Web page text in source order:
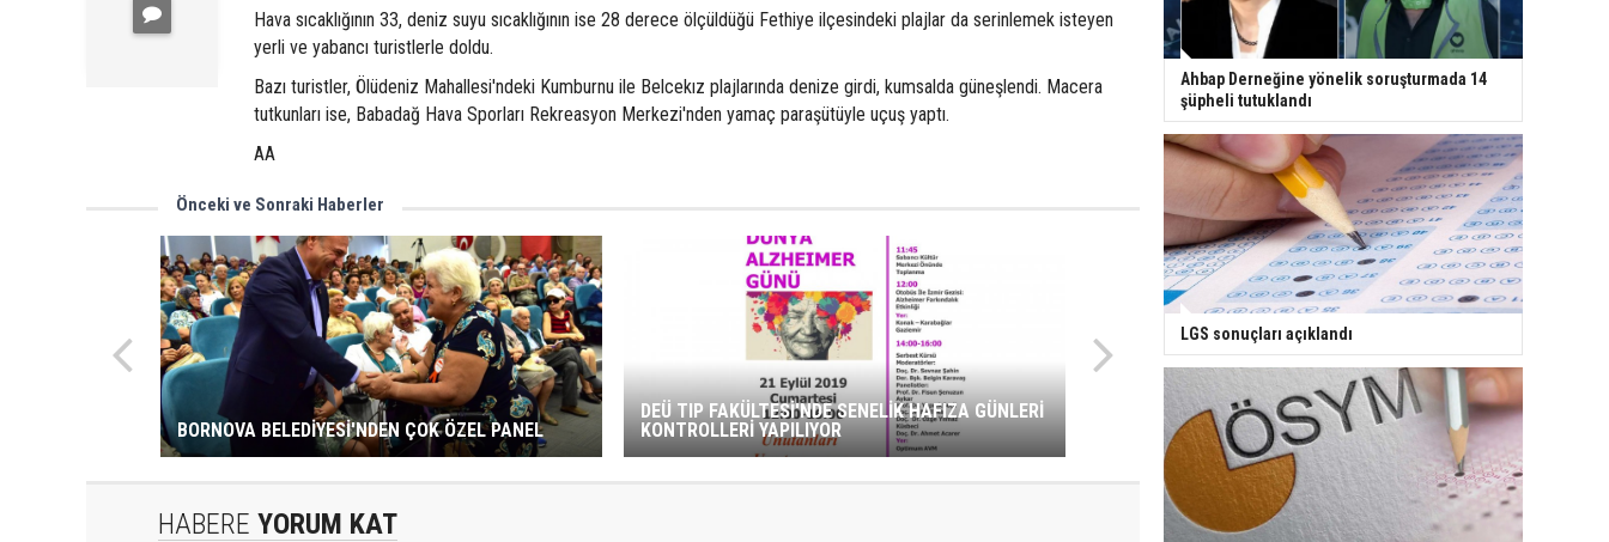
Hava sıcaklığının 33, deniz suyu sıcaklığının ise 28 derece ölçüldüğü Fethiye ilçesindeki plajlar da serinlemek isteyen
yerli ve yabancı turistlerle doldu.
Bazı turistler, Ölüdeniz Mahallesi'ndeki Kumburnu ile Belcekız plajlarında denize girdi, kumsalda güneşlendi. Macera
tutkunları ise, Babadağ Hava Sporları Rekreasyon Merkezi'nden yamaç paraşütüyle uçuş yaptı.
AA
Önceki ve Sonraki Haberler
BORNOVA BELEDİYESİ'NDEN ÇOK ÖZEL PANEL
DEÜ TIP FAKÜLTESİ'NDE SENELİK HAFIZA GÜNLERİ
KONTROLLERİ YAPILIYOR
HABERE YORUM KAT
Ahbap Derneğine yönelik soruşturmada 14
şüpheli tutuklandı
LGS sonuçları açıklandı